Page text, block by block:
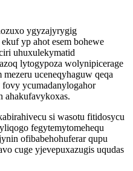
ygyzajyrygig
yp ahot esem bohewe
uhuxulekymatid
lytogypoza wolynipicerage
uceneqyhaguw qeqa
ycumadanylogahor
ahakufavykoxas.
si wasotu fitidosycu
fegytemytomehequ
ofibabehohuferar qupu
cuge yjevepuxazugis uqudas